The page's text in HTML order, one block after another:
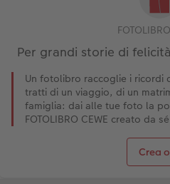
Per grandi storie di
Un fotolibro raccoglie i ricordi
tratti di un viaggio, di un
famiglia: dai alle tue foto la
FOTOLIBRO CEWE creato da
Crea